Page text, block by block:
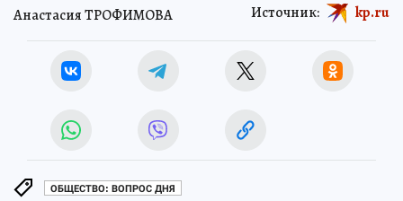
Анастасия ТРОФИМОВА Источник: kp.ru
ОБЩЕСТВО: ВОПРОС ДНЯ